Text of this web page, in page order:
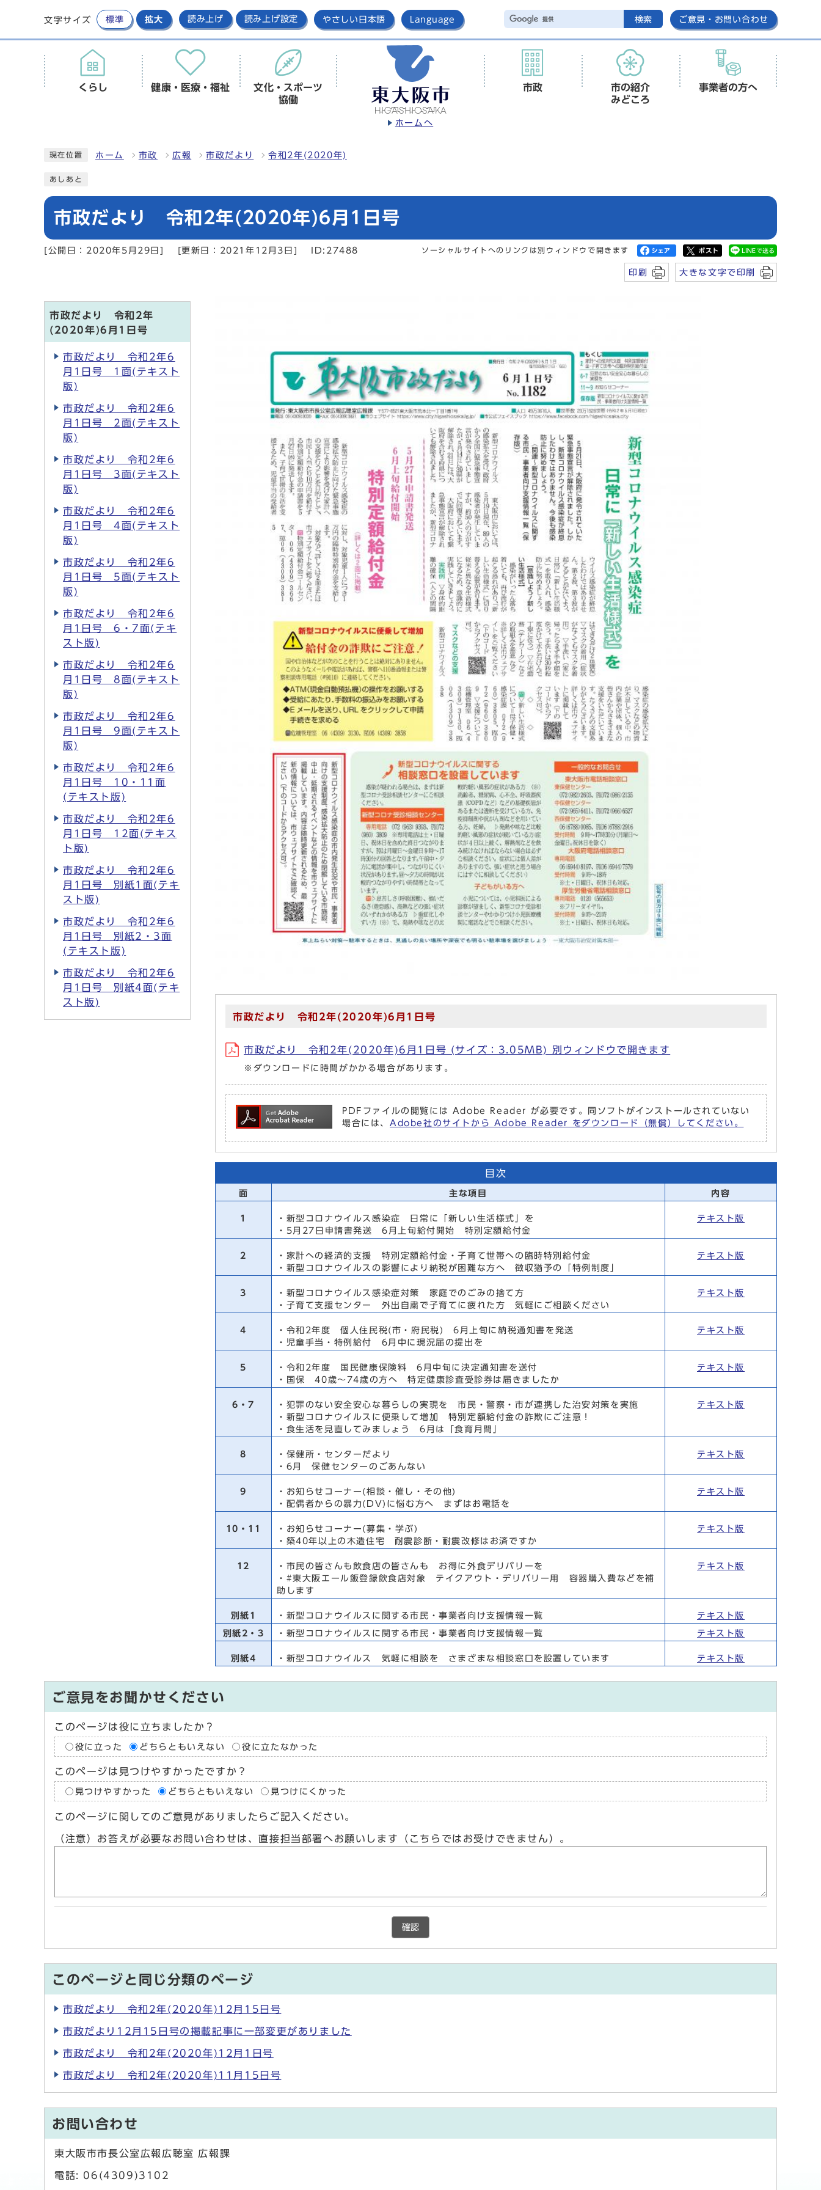
文字サイズ 標準 拡大 読み上げ 読み上げ設定 やさしい日本語 Language 検索 ご意見・お問い合わせ
ホームへ
くらし 健康・医療・福祉
文化・スポーツ
協働
市政
市の紹介
みどころ
事業者の方へ
現在位置 ホーム 市政 広報 市政だより 令和2年(2020年)
あしあと
市政だより 令和2年(2020年)6月1日号
[公開日：2020年5月29日] [更新日：2021年12月3日] ID:27488 ソーシャルサイトへのリンクは別ウィンドウで開きます
印刷 大きな文字で印刷
市政だより 令和2年(2020年)6月1日号
市政だより 令和2年(2020年)6月1日号 (サイズ：3.05MB) 別ウィンドウで開きます
※ダウンロードに時間がかかる場合があります。
PDFファイルの閲覧には Adobe Reader が必要です。同ソフトがインストールされていない
場合には、 Adobe社のサイトから Adobe Reader をダウンロード（無償）してください。
目次
面 主な項目 内容
1
・新型コロナウイルス感染症 日常に「新しい生活様式」を
・5月27日申請書発送 6月上旬給付開始 特別定額給付金
テキスト版
2
・家計への経済的支援 特別定額給付金・子育て世帯への臨時特別給付金
・新型コロナウイルスの影響により納税が困難な方へ 徴収猶予の「特例制度」
テキスト版
3
・新型コロナウイルス感染症対策 家庭でのごみの捨て方
・子育て支援センター 外出自粛で子育てに疲れた方 気軽にご相談ください
テキスト版
4
・令和2年度 個人住民税(市・府民税) 6月上旬に納税通知書を発送
・児童手当・特例給付 6月中に現況届の提出を
テキスト版
5
・令和2年度 国民健康保険料 6月中旬に決定通知書を送付
・国保 40歳～74歳の方へ 特定健康診査受診券は届きましたか
テキスト版
6・7
・犯罪のない安全安心な暮らしの実現を 市民・警察・市が連携した治安対策を実施
・新型コロナウイルスに便乗して増加 特別定額給付金の詐欺にご注意！
・食生活を見直してみましょう 6月は「食育月間」
テキスト版
8
・保健所・センターだより
・6月 保健センターのごあんない
テキスト版
9
・お知らせコーナー(相談・催し・その他)
・配偶者からの暴力(DV)に悩む方へ まずはお電話を
テキスト版
10・11
・お知らせコーナー(募集・学ぶ)
・築40年以上の木造住宅 耐震診断・耐震改修はお済ですか
テキスト版
12
・市民の皆さんも飲食店の皆さんも お得に外食デリバリーを
・#東大阪エール飯登録飲食店対象 テイクアウト・デリバリー用 容器購入費などを補
助します
テキスト版
別紙1 ・新型コロナウイルスに関する市民・事業者向け支援情報一覧 テキスト版
別紙2・3 ・新型コロナウイルスに関する市民・事業者向け支援情報一覧 テキスト版
別紙4 ・新型コロナウイルス 気軽に相談を さまざまな相談窓口を設置しています テキスト版
市政だより 令和2年
(2020年)6月1日号
市政だより 令和2年6
月1日号 1面(テキスト
版)
市政だより 令和2年6
月1日号 2面(テキスト
版)
市政だより 令和2年6
月1日号 3面(テキスト
版)
市政だより 令和2年6
月1日号 4面(テキスト
版)
市政だより 令和2年6
月1日号 5面(テキスト
版)
市政だより 令和2年6
月1日号 6・7面(テキ
スト版)
市政だより 令和2年6
月1日号 8面(テキスト
版)
市政だより 令和2年6
月1日号 9面(テキスト
版)
市政だより 令和2年6
月1日号 10・11面
(テキスト版)
市政だより 令和2年6
月1日号 12面(テキス
ト版)
市政だより 令和2年6
月1日号 別紙1面(テキ
スト版)
市政だより 令和2年6
月1日号 別紙2・3面
(テキスト版)
市政だより 令和2年6
月1日号 別紙4面(テキ
スト版)
ご意見をお聞かせください
このページは役に立ちましたか？
役に立った どちらともいえない 役に立たなかった
このページは見つけやすかったですか？
見つけやすかった どちらともいえない 見つけにくかった
このページに関してのご意見がありましたらご記入ください。
（注意）お答えが必要なお問い合わせは、直接担当部署へお願いします（こちらではお受けできません）。
確認
このページと同じ分類のページ
市政だより 令和2年(2020年)12月15日号
市政だより12月15日号の掲載記事に一部変更がありました
市政だより 令和2年(2020年)12月1日号
市政だより 令和2年(2020年)11月15日号
お問い合わせ
東大阪市市長公室広報広聴室 広報課
電話: 06(4309)3102